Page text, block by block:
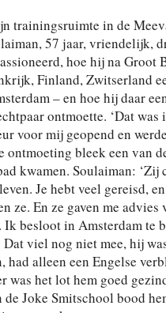
trainingsruimte in de
57 jaar, vriendelijk,
hoe hij na Groot
Finland, Zwitserland
– en hoe hij daar
ontmoette. ‘Dat was
voor mij geopend en
ontmoeting bleek een van
kwamen. Soulaiman: ‘Zij
Je hebt veel gereisd,
ze. En ze gaven me advies
Ik besloot in Amsterdam te
Dat viel nog niet mee, hij
had alleen een Engelse
was het lot hem goed
Joke Smitschool bood